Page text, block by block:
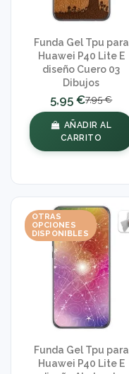
Funda Gel Tpu para
Huawei P40 Lite E
diseño Cuero 03
Dibujos
5,95 €7,95 €
AÑADIR AL
CARRITO
OTRAS
OPCIONES
DISPONIBLES
Funda Gel Tpu para
Huawei P40 Lite E